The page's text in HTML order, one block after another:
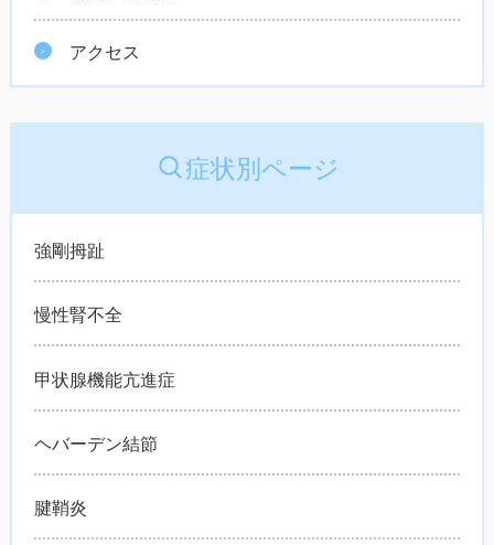
アクセス
症状別ページ
強剛拇趾
慢性腎不全
甲状腺機能亢進症
ヘバーデン結節
腱鞘炎